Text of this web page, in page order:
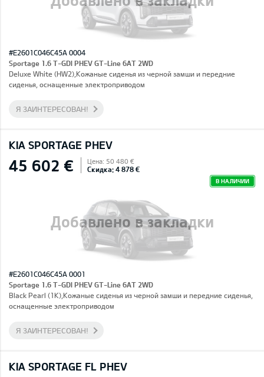
#E2601C046C45A 0004
Sportage 1.6 T-GDI PHEV GT-Line 6AT 2WD
Deluxe White (HW2),Кожаные сиденья из черной замши и передние
сиденья, оснащенные электроприводом
Я ЗАИНТЕРЕСОВАН!
KIA SPORTAGE PHEV
Добавлено в закладки
45 602 € Цена: 50 480 €
Скидка: 4 878 €
В НАЛИЧИИ
#E2601C046C45A 0001
Sportage 1.6 T-GDI PHEV GT-Line 6AT 2WD
Black Pearl (1K),Кожаные сиденья из черной замши и передние сиденья,
оснащенные электроприводом
Я ЗАИНТЕРЕСОВАН!
KIA SPORTAGE FL PHEV